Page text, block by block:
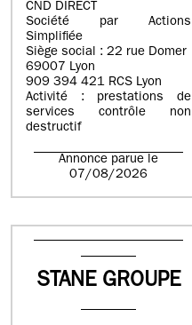
CND DIRECT
Société par Actions
Simplifiée
Siège social : 22 rue Domer
69007 Lyon
909 394 421 RCS Lyon
Activité : prestations de
services contrôle non
destructif
Annonce parue le
07/08/2026
STANE GROUPE